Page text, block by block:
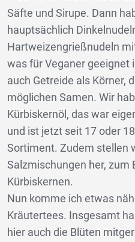
Säfte und Sirupe. Dann
hauptsächlich
Hartweizengrießnudeln
was für Veganer geeignet
auch Getreide als Körner,
möglichen Samen. Wir
Kürbiskernöl, das war
und ist jetzt seit 17 oder
Sortiment. Zudem stellen
Salzmischungen her, zum
Kürbiskernen.
Nun komme ich etwas
Kräutertees. Insgesamt
hier auch die Blüten